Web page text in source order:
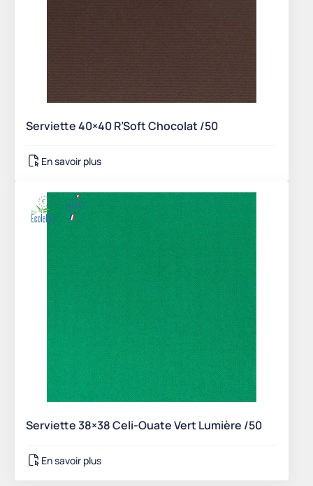
Serviette 40×40 R’Soft Chocolat /50
En savoir plus
Serviette 38×38 Celi-Ouate Vert Lumière /50
En savoir plus